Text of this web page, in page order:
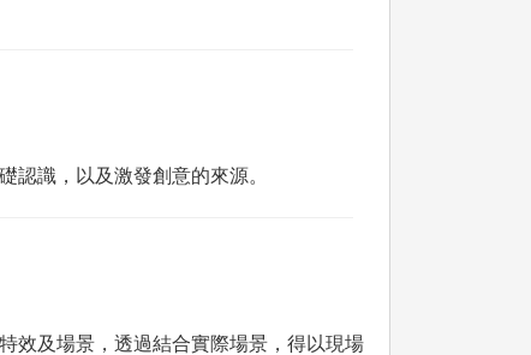
認識，以及激發創意的來源。
效及場景，透過結合實際場景，得以現場